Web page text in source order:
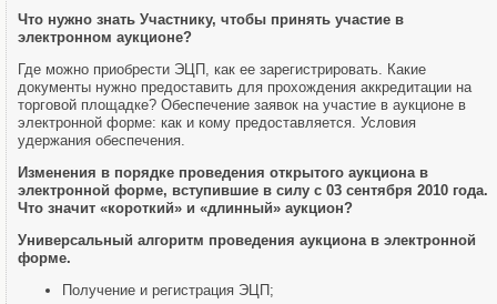
Что нужно знать Участнику, чтобы принять участие в
электронном аукционе?
Где можно приобрести ЭЦП, как ее зарегистрировать. Какие
документы нужно предоставить для прохождения аккредитации на
торговой площадке? Обеспечение заявок на участие в аукционе в
электронной форме: как и кому предоставляется. Условия
удержания обеспечения.
Изменения в порядке проведения открытого аукциона в
электронной форме, вступившие в силу с 03 сентября 2010 года.
Что значит «короткий» и «длинный» аукцион?
Универсальный алгоритм проведения аукциона в электронной
форме.
Получение и регистрация ЭЦП;